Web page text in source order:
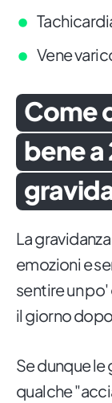
Vene
Come
bene
La gravidanza
emozioni e
sentire un
il giorno
Se dunque
qualche